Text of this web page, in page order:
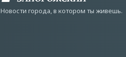
Новости города, в котором ты живешь.